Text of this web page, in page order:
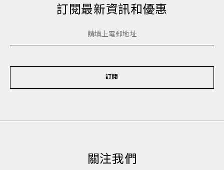
訂閱最新資訊和優惠
訂閱
關注我們